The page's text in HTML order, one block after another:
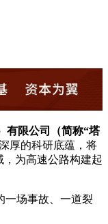
有限公司（简称“塔
厚的科研底蕴，将
为高速公路构建起
一场事故、一道裂